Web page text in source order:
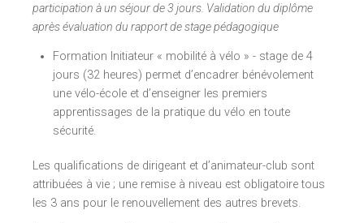
participation à un séjour de 3 jours. Validation du diplôme
après évaluation du rapport de stage pédagogique
Formation Initiateur « mobilité à vélo » - stage de 4
jours (32 heures) permet d’encadrer bénévolement
une vélo-école et d’enseigner les premiers
apprentissages de la pratique du vélo en toute
sécurité.
Les qualifications de dirigeant et d’animateur-club sont
attribuées à vie ; une remise à niveau est obligatoire tous
les 3 ans pour le renouvellement des autres brevets.